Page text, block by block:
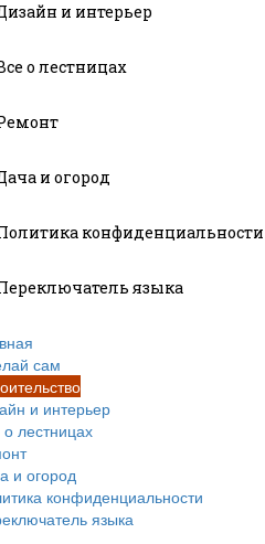
и интерьер
о лестницах
и огород
конфиденциальности
языка
сам
и интерьер
о лестницах
и огород
конфиденциальности
языка